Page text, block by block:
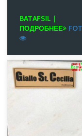
BATAFSIL |
ПОДРОБНЕЕ